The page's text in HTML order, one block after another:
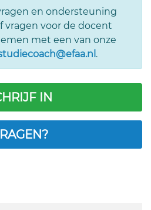
en ondersteuning
vragen voor de docent
met een van onze
.
IN